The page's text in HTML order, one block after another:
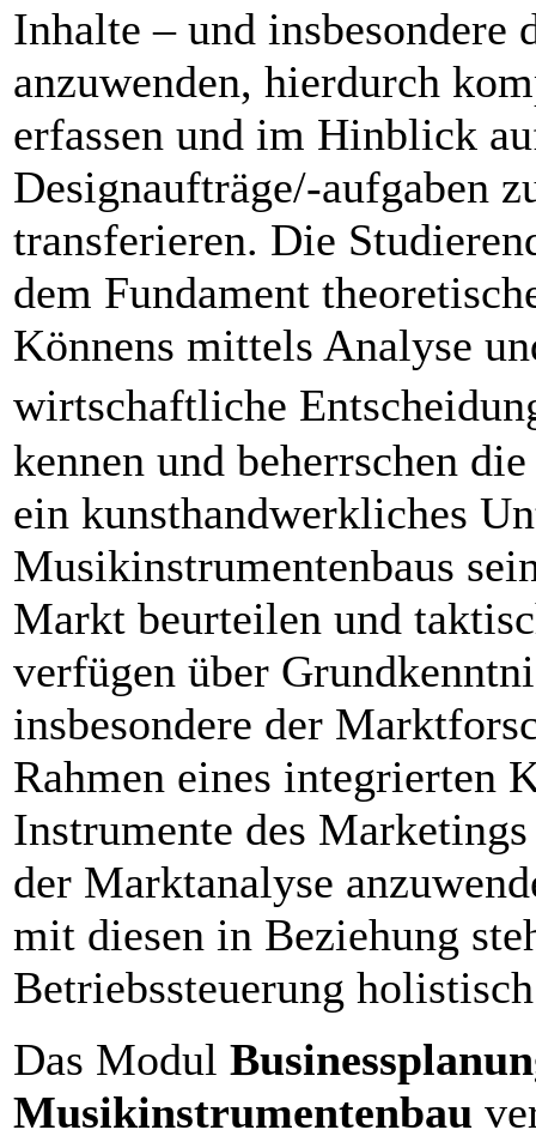
Inhalte – und
anzuwenden, hierdurch
erfassen und im Hinblick
Designaufträge/-aufgaben
transferieren. Die
dem Fundament
Könnens mittels Analyse
wirtschaftliche
kennen und beherrschen
ein kunsthandwerkliches
Musikinstrumentenbaus
Markt beurteilen und
verfügen über
insbesondere der
Rahmen eines integrierten
Instrumente des
der Marktanalyse
mit diesen in Beziehung
Betriebssteuerung
Das Modul
Musikinstrumentenbau